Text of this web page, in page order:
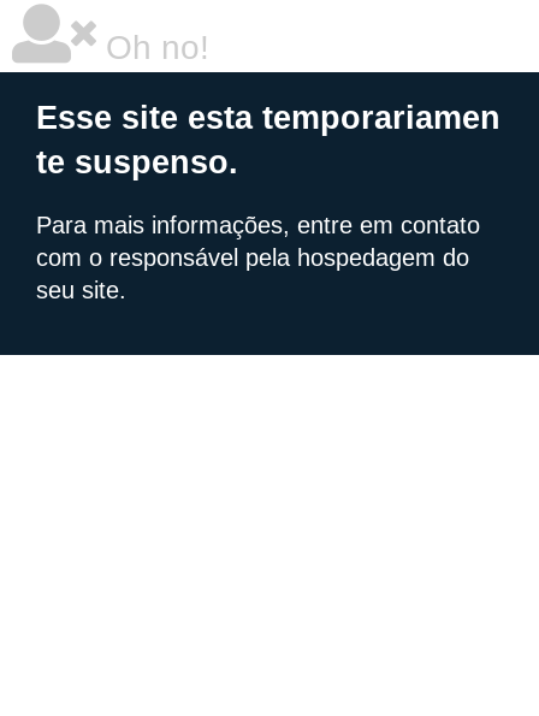
Oh no!
Esse site esta temporariamen
te suspenso.
Para mais informações, entre em contato
com o responsável pela hospedagem do
seu site.